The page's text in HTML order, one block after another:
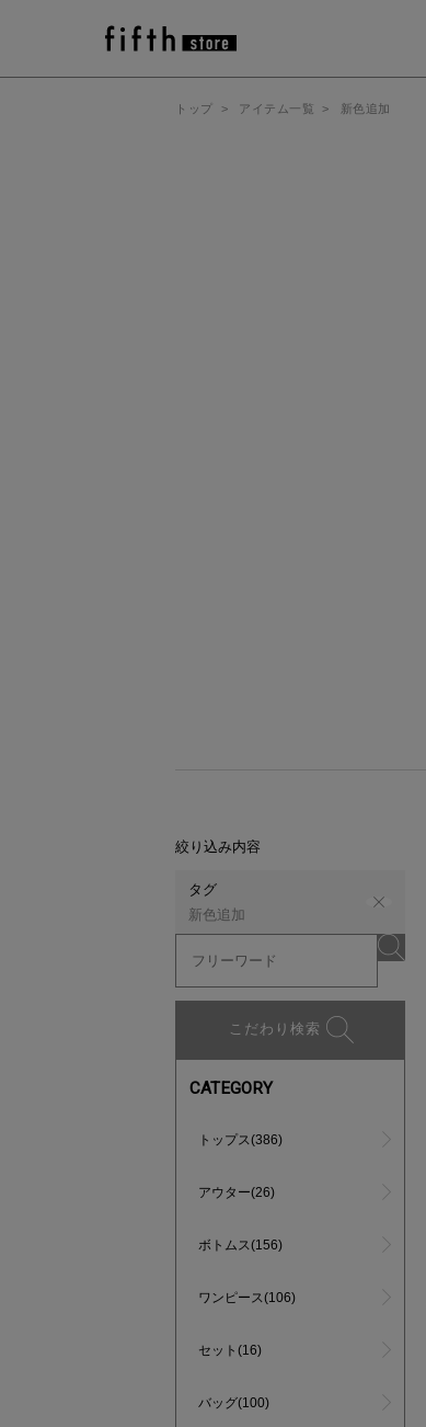
トップ > アイテム一覧 > 新色追加
絞り込み内容
タグ
新色追加
こだわり検索
CATEGORY
トップス(386)
アウター(26)
ボトムス(156)
ワンピース(106)
セット(16)
バッグ(100)